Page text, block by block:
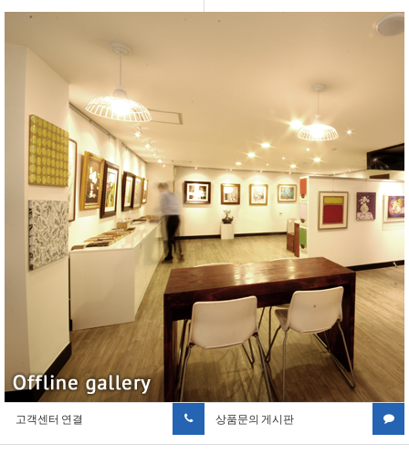
고객센터 연결 상품문의 게시판